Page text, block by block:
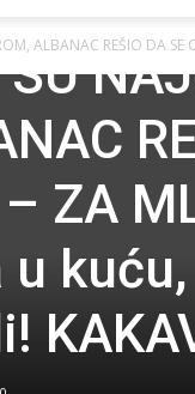
ALBANAC REŠIO DA
SU
ZA
u